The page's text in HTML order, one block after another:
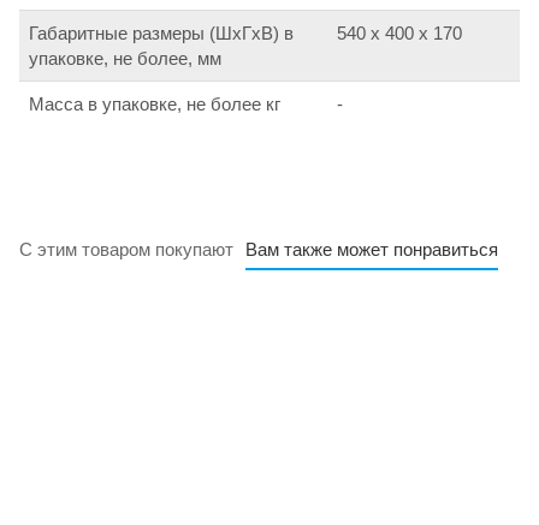
Габаритные размеры (ШхГхВ) в
упаковке, не более, мм
540 х 400 х 170
Масса в упаковке, не более кг -
С этим товаром покупают Вам также может понравиться